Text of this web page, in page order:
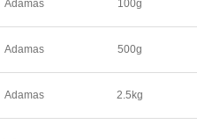
Adamas 100g
Adamas 500g
Adamas 2.5kg